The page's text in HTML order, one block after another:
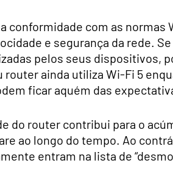
conformidade com as
e segurança da rede.
pelos seus dispositivos,
router ainda utiliza Wi-Fi 5
ficar aquém das
do router contribui para o
ao longo do tempo. Ao
entram na lista de